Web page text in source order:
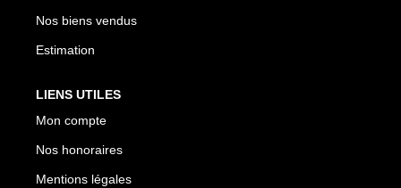
Nos biens vendus
Estimation
LIENS UTILES
Mon compte
Nos honoraires
Mentions légales